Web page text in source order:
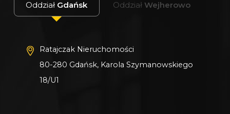
Oddział Gdańsk Oddział Wejherowo
Ratajczak Nieruchomości
80-280 Gdańsk, Karola Szymanowskiego
18/U1